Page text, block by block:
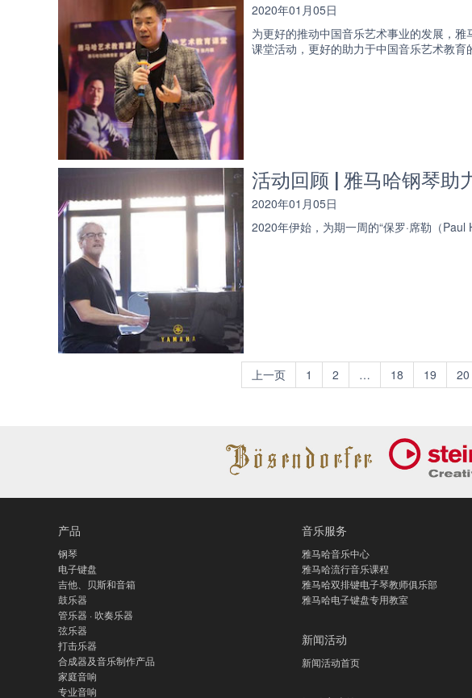
2020年01月05日
为更好的推动中国音乐艺术事业的发展，
课堂活动，更好的助力于中国音乐艺术教育
活动回顾 | 雅马哈钢琴助
2020年01月05日
2020年伊始，为期一周的“保罗·席勒（
上一页 1 2 … 18 19 20
产品
钢琴
电子键盘
吉他、贝斯和音箱
鼓乐器
管乐器 · 吹奏乐器
弦乐器
打击乐器
合成器及音乐制作产品
家庭音响
专业音响
音乐服务
雅马哈音乐中心
雅马哈流行音乐课程
雅马哈双排键电子琴教师俱乐部
雅马哈电子键盘专用教室
新闻活动
新闻活动首页